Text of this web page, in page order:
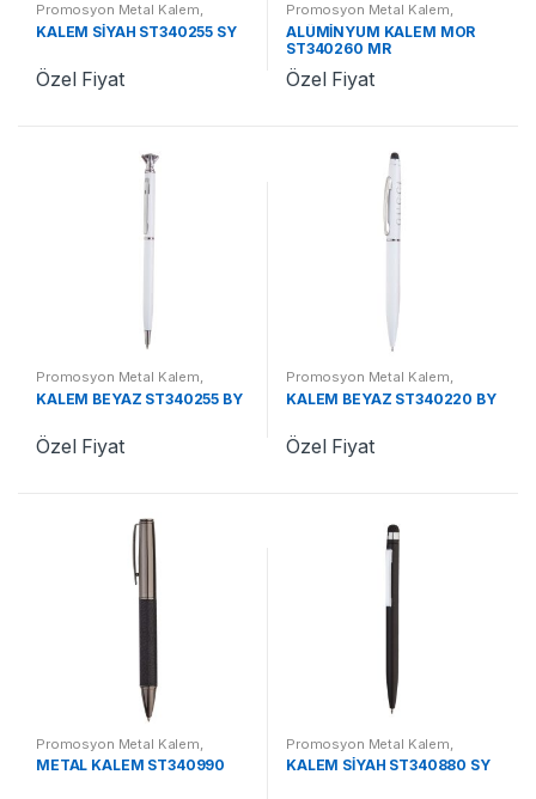
Promosyon Metal Kalem,
Promosyon Kalemler
KALEM SİYAH ST340255 SY
Özel Fiyat
Promosyon Metal Kalem,
Promosyon Kalemler
ALÜMİNYUM KALEM MOR
ST340260 MR
Özel Fiyat
Promosyon Metal Kalem,
Promosyon Kalemler
KALEM BEYAZ ST340255 BY
Özel Fiyat
Promosyon Metal Kalem,
Promosyon Kalemler
KALEM BEYAZ ST340220 BY
Özel Fiyat
Promosyon Metal Kalem
Promosyon Kalemler
METAL KALEM ST340990
Promosyon Metal Kalem
Promosyon Kalemler
KALEM SİYAH ST340880 SY